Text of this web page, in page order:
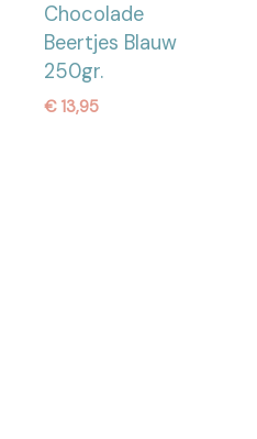
Chocolade
Beertjes Blauw
250gr.
€13,95